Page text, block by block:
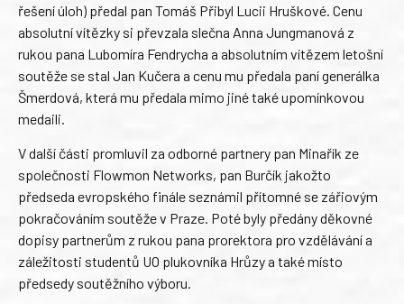
řešení úloh) předal pan Tomáš Přibyl Lucii Hruškové. Cenu
absolutní vítězky si převzala slečna Anna Jungmanová z
rukou pana Lubomíra Fendrycha a absolutním vítězem letošní
soutěže se stal Jan Kučera a cenu mu předala paní generálka
Šmerdová, která mu předala mimo jiné také upomínkovou
medaili.
V další části promluvil za odborné partnery pan Minařík ze
společnosti Flowmon Networks, pan Burčík jakožto
předseda evropského finále seznámil přítomné se zářiovým
pokračováním soutěže v Praze. Poté byly předány děkovné
dopisy partnerům z rukou pana prorektora pro vzdělávání a
záležitosti studentů UO plukovníka Hrůzy a také místo
předsedy soutěžního výboru.